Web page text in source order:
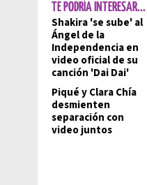
TE PODRÍA INTERESAR...
Shakira 'se sube' al
Ángel de la
Independencia en
video oficial de su
canción 'Dai Dai'
Piqué y Clara Chía
desmienten
separación con
video juntos